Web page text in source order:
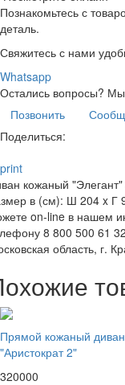
Познакомьтесь с
деталь.
Свяжитесь с нами
Whatsapp
Остались вопросы? Мы
Позвонить
Поделиться:
print
кожаный
в (см): Ш 204 x Г
on-line в нашем
8 800 500 61
область, г.
Прямой кожаный диван
"Аристократ 2"
320000